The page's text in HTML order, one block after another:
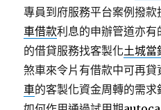
專員到府服務平台案例撥
車借款利息的申辦管道亦
的借貸服務找客製化土城當
煞車來令片有借款中可再
車的客製化資金周轉的需